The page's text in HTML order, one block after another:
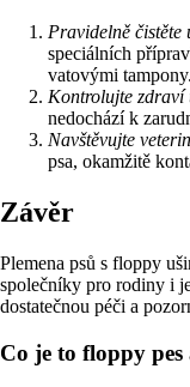
Pravidelně čistěte
speciálních
vatovými tampony.
Kontrolujte zdraví
nedochází k
Navštěvujte
psa, okamžitě
Závěr
Plemena psů s floppy
společníky pro rodiny i
dostatečnou péči a
Co je to floppy